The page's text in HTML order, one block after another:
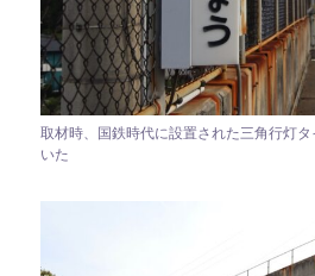
取材時、国鉄時代に設置された三角行灯
いた